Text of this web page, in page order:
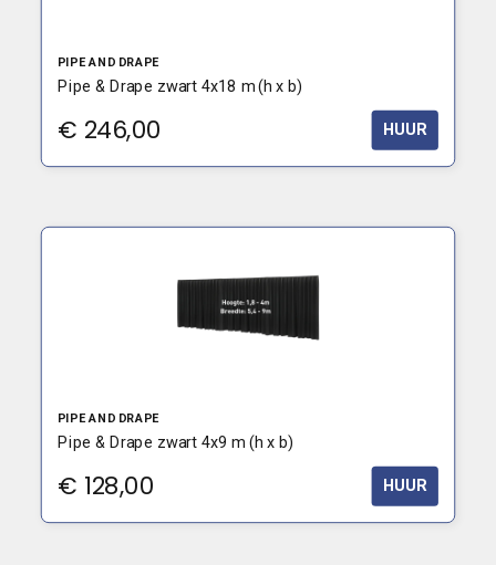
PIPE AND DRAPE
Pipe & Drape zwart 4x18 m (h x b)
€ 246,00 HUUR
PIPE AND DRAPE
Pipe & Drape zwart 4x9 m (h x b)
€ 128,00 HUUR